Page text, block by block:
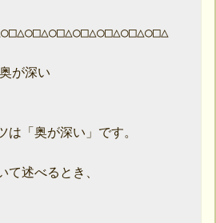
が深い
は「奥が深い」です。
て述べるとき、